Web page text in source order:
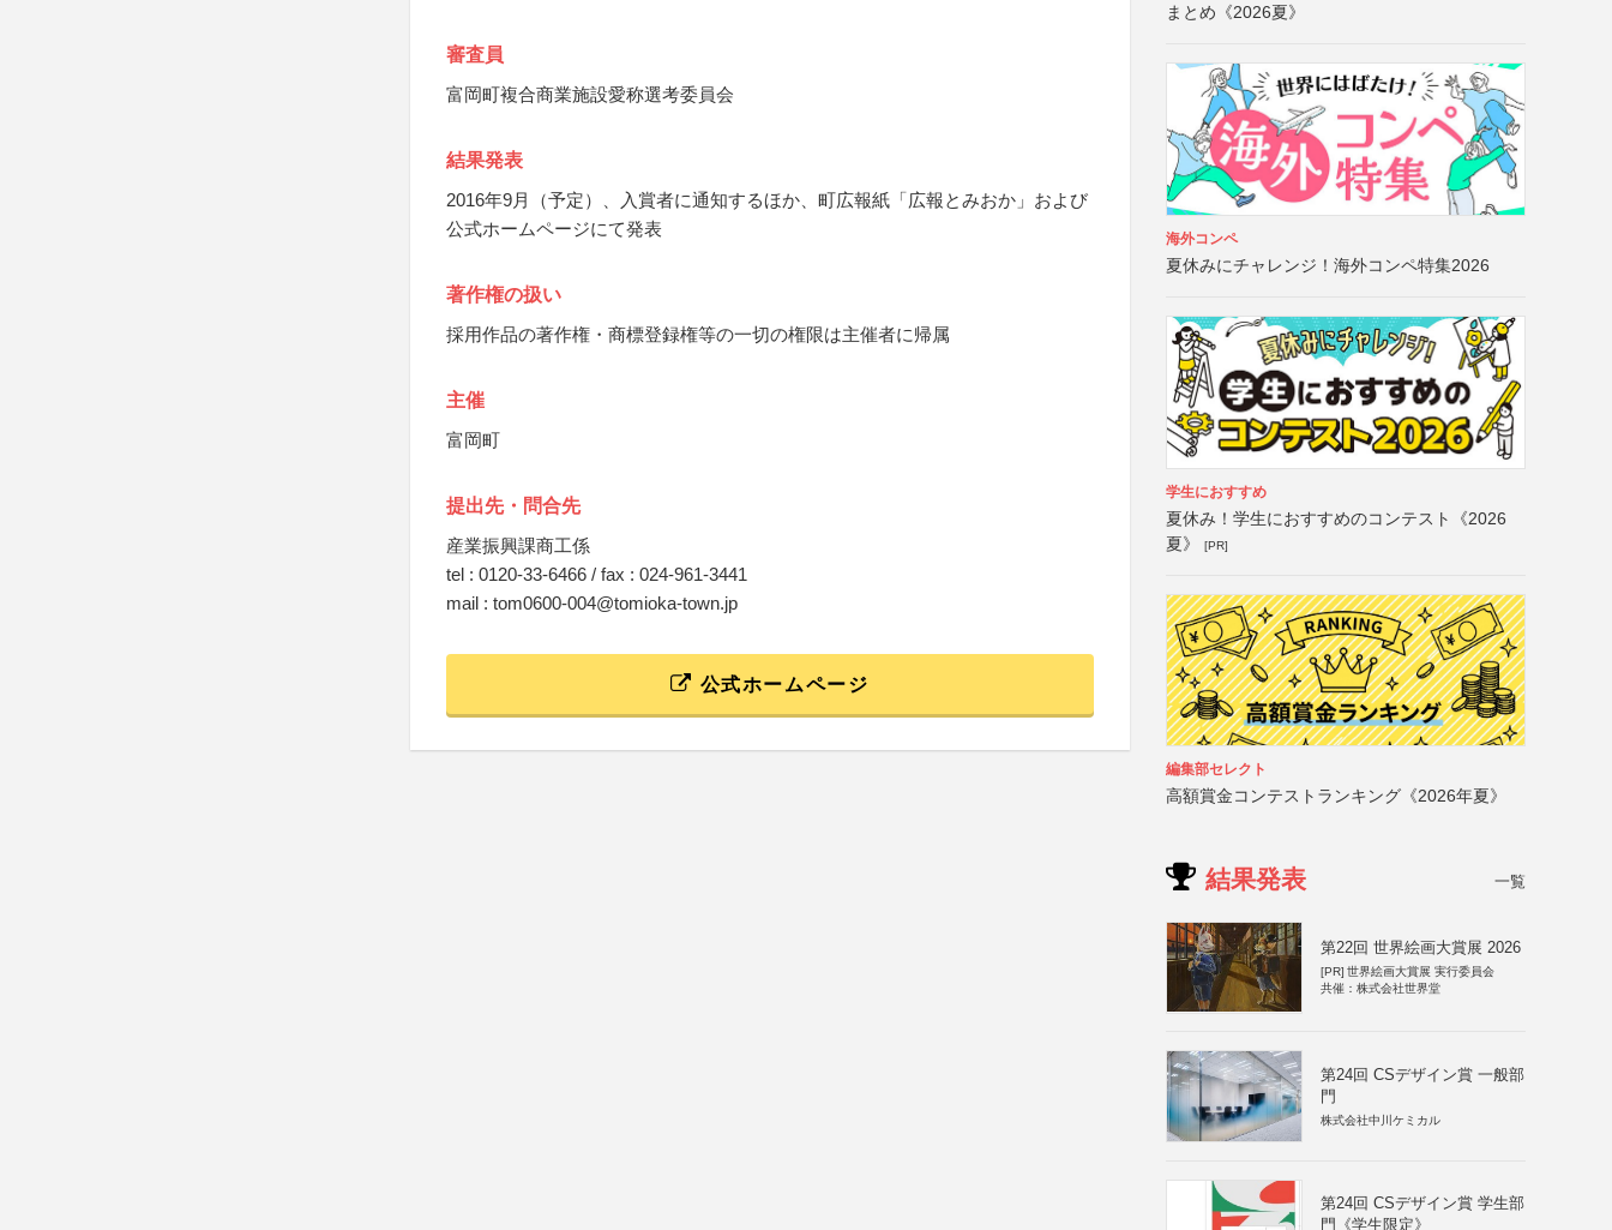
審査員
富岡町複合商業施設愛称選考委員会
結果発表
2016年9月（予定）、入賞者に通知するほか、町広報紙「広報とみおか」および
公式ホームページにて発表
著作権の扱い
採用作品の著作権・商標登録権等の一切の権限は主催者に帰属
主催
富岡町
提出先・問合先
産業振興課商工係
tel : 0120-33-6466 / fax : 024-961-3441
mail : tom0600-004@tomioka-town.jp
公式ホームページ
まとめ《2026夏》
海外コンペ
夏休みにチャレンジ！海外コンペ特集2026
学生におすすめ
夏休み！学生におすすめのコンテスト《2026
夏》
[PR]
編集部セレクト
高額賞金コンテストランキング《2026年夏》
結果発表 一覧
第22回 世界絵画大賞展 2026
[PR] 世界絵画大賞展 実行委員会
共催：株式会社世界堂
第24回 CSデザイン賞 一般部
門
株式会社中川ケミカル
第24回 CSデザイン賞 学生部
門《学生限定》